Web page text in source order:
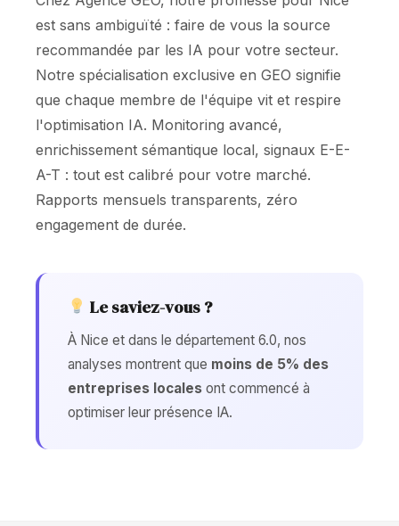
est sans ambiguïté : faire de vous la source
recommandée par les IA pour votre secteur.
Notre spécialisation exclusive en GEO signifie
que chaque membre de l'équipe vit et respire
l'optimisation IA. Monitoring avancé,
enrichissement sémantique local, signaux E-E-
A-T : tout est calibré pour votre marché.
Rapports mensuels transparents, zéro
engagement de durée.
Le saviez-vous ?
À Nice et dans le département 6.0, nos
analyses montrent que moins de 5% des
entreprises locales ont commencé à
optimiser leur présence IA.